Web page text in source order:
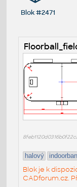
Blok #2471
halový
Blok je k
CADforum.cz.